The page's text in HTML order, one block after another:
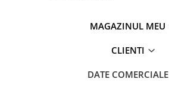
MAGAZINUL MEU
CLIENTI
DATE COMERCIALE